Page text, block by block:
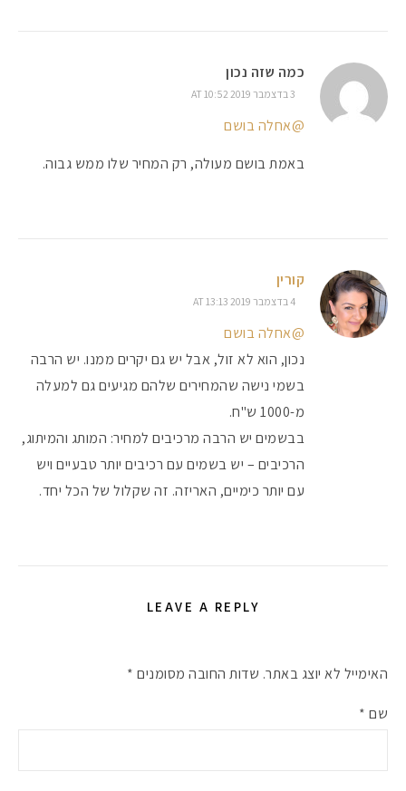
כמה שזה נכון
3 בדצמבר 2019 AT 10:52
@אחלה בושם
באמת בושם מעולה, רק המחיר שלו ממש גבוה.
קורין
4 בדצמבר 2019 AT 13:13
@אחלה בושם
נכון, הוא לא זול, אבל יש גם יקרים ממנו. יש הרבה
בשמי נישה שהמחירים שלהם מגיעים גם למעלה
מ-1000 ש"ח.
בבשמים יש הרבה מרכיבים למחיר: המותג והמיתוג,
הרכיבים – יש בשמים עם רכיבים יותר טבעיים ויש
עם יותר כימיים, האריזה. זה שקלול של הכל יחד.
LEAVE A REPLY
האימייל לא יוצג באתר. שדות החובה מסומנים *
שם *